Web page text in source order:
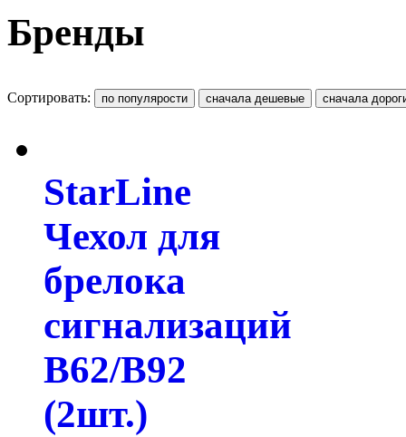
Бренды
Сортировать:
StarLine
Чехол для
брелока
сигнализаций
B62/B92
(2шт.)